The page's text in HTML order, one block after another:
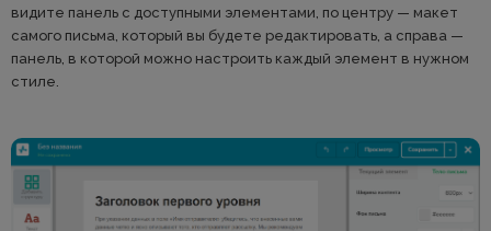
видите панель с доступными элементами, по центру — макет
самого письма, который вы будете редактировать, а справа —
панель, в которой можно настроить каждый элемент в нужном
стиле.